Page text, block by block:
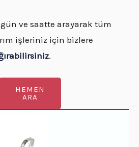
ve saatte arayarak tüm
işleriniz için bizlere
.
HEMEN
ARA